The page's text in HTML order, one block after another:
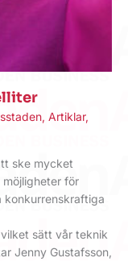
, Artiklar,
ske mycket
för
konkurrenskraftiga
sätt vår teknik
Jenny Gustafsson,